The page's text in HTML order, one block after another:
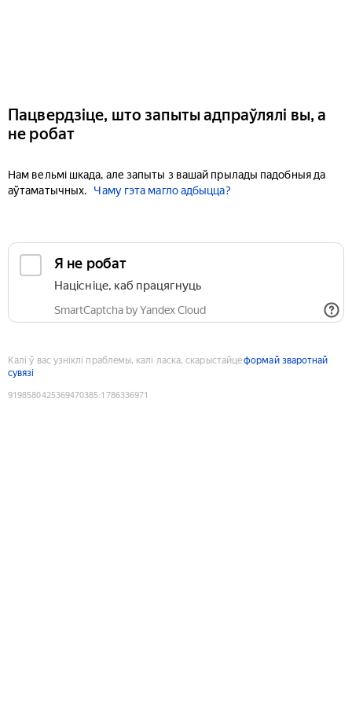
Пацвердзіце, што запыты адпраўлялі вы, а
не робат
Нам вельмі шкада, але запыты з вашай прылады падобныя да
аўтаматычных.
Чаму гэта магло адбыцца?
Я не робат
Націсніце, каб працягнуць
SmartCaptcha by Yandex Cloud
Калі ў вас узніклі праблемы, калі ласка, скарыстайцеформай зваротнай
сувязі
9198580425369470385:1786336971